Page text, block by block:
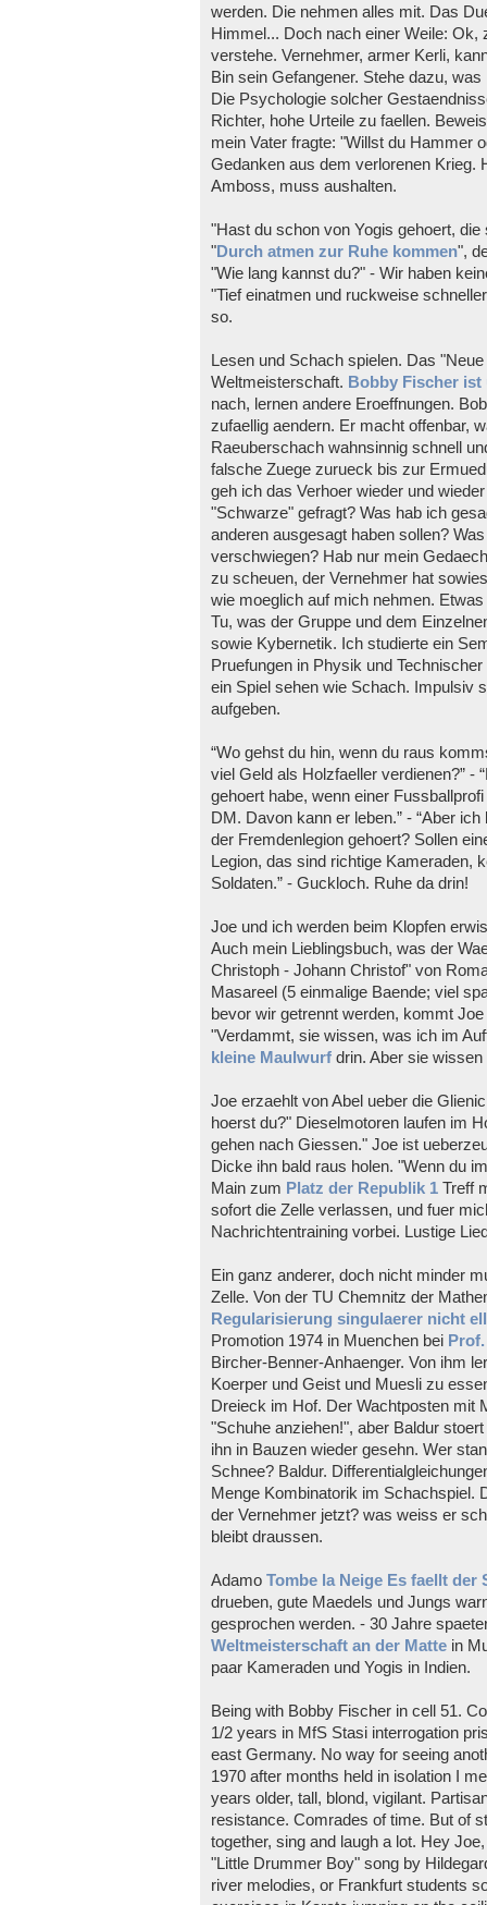
werden. Die nehmen alles mit. Das
Himmel... Doch nach einer Weile:
verstehe. Vernehmer, armer Kerli,
Bin sein Gefangener. Stehe dazu,
Die Psychologie solcher
Richter, hohe Urteile zu faellen.
mein Vater fragte: "Willst du Hammer
Gedanken aus dem verlorenen Krieg.
Amboss, muss aushalten.
"Hast du schon von Yogis gehoert,
"Durch atmen zur Ruhe kommen",
"Wie lang kannst du?" - Wir haben
"Tief einatmen und ruckweise
so.
Lesen und Schach spielen. Das
Weltmeisterschaft. Bobby Fischer ist
nach, lernen andere Eroeffnungen.
zufaellig aendern. Er macht offenbar,
Raeuberschach wahnsinnig schnell
falsche Zuege zurueck bis zur
geh ich das Verhoer wieder und
"Schwarze" gefragt? Was hab ich
anderen ausgesagt haben sollen?
verschwiegen? Hab nur mein
zu scheuen, der Vernehmer hat
wie moeglich auf mich nehmen.
Tu, was der Gruppe und dem
sowie Kybernetik. Ich studierte ein
Pruefungen in Physik und
ein Spiel sehen wie Schach. Impulsiv
aufgeben.
“Wo gehst du hin, wenn du raus
viel Geld als Holzfaeller verdienen?” -
gehoert habe, wenn einer
DM. Davon kann er leben.” - “Aber
der Fremdenlegion gehoert? Sollen
Legion, das sind richtige Kameraden,
Soldaten.” - Guckloch. Ruhe da drin!
Joe und ich werden beim Klopfen
Auch mein Lieblingsbuch, was der
Christoph - Johann Christof" von
Masareel (5 einmalige Baende; viel
bevor wir getrennt werden, kommt
"Verdammt, sie wissen, was ich im
kleine Maulwurf drin. Aber sie
Joe erzaehlt von Abel ueber die
hoerst du?" Dieselmotoren laufen im
gehen nach Giessen." Joe ist
Dicke ihn bald raus holen. "Wenn du
Main zum Platz der Republik 1 Treff
sofort die Zelle verlassen, und fuer
Nachrichtentraining vorbei. Lustige
Ein ganz anderer, doch nicht minder
Zelle. Von der TU Chemnitz der
Regularisierung singulaerer nicht
Promotion 1974 in Muenchen bei
Bircher-Benner-Anhaenger. Von ihm
Koerper und Geist und Muesli zu
Dreieck im Hof. Der Wachtposten mit
"Schuhe anziehen!", aber Baldur
ihn in Bauzen wieder gesehn. Wer
Schnee? Baldur.
Menge Kombinatorik im Schachspiel.
der Vernehmer jetzt? was weiss er
bleibt draussen.
Adamo Tombe la Neige Es faellt der
drueben, gute Maedels und Jungs
gesprochen werden. - 30 Jahre
Weltmeisterschaft an der Matte in
paar Kameraden und Yogis in Indien.
Being with Bobby Fischer in cell 51.
1/2 years in MfS Stasi interrogation
east Germany. No way for seeing
1970 after months held in isolation I
years older, tall, blond, vigilant.
resistance. Comrades of time. But of
together, sing and laugh a lot. Hey
"Little Drummer Boy" song by
river melodies, or Frankfurt students